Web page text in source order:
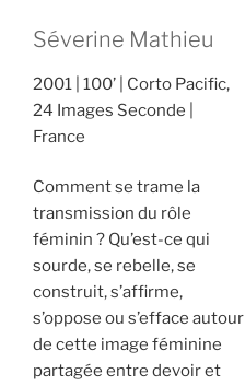
Séverine Mathieu
2001 100’
Corto Pacific,
24 Images Seconde
France
Comment se trame la
transmission du rôle
féminin ? Qu’est-ce qui
sourde, se rebelle, se
construit, s’affirme,
s’oppose ou s’efface autour
de cette image féminine
partagée entre devoir et